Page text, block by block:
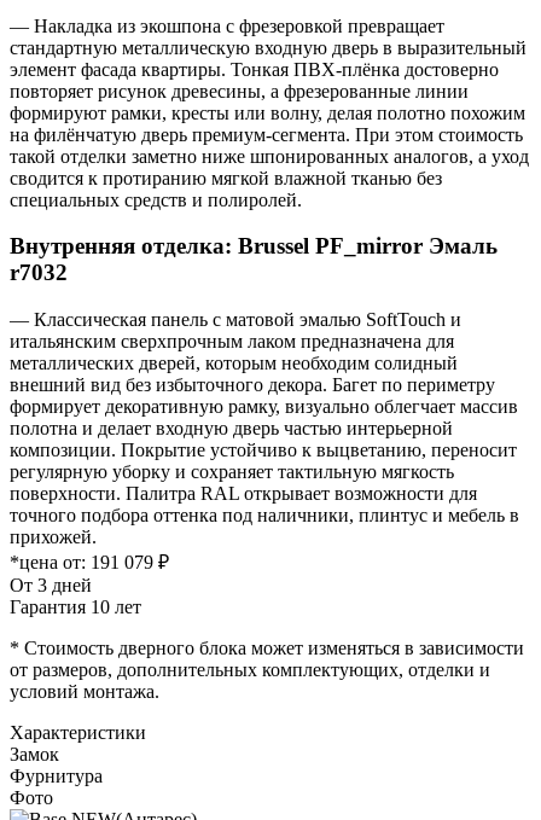
— Накладка из экошпона с фрезеровкой превращает
стандартную металлическую входную дверь в выразительный
элемент фасада квартиры. Тонкая ПВХ-плёнка достоверно
повторяет рисунок древесины, а фрезерованные линии
формируют рамки, кресты или волну, делая полотно похожим
на филёнчатую дверь премиум-сегмента. При этом стоимость
такой отделки заметно ниже шпонированных аналогов, а уход
сводится к протиранию мягкой влажной тканью без
специальных средств и полиролей.
Внутренняя отделка: Brussel PF_mirror Эмаль
r7032
— Классическая панель с матовой эмалью SoftTouch и
итальянским сверхпрочным лаком предназначена для
металлических дверей, которым необходим солидный
внешний вид без избыточного декора. Багет по периметру
формирует декоративную рамку, визуально облегчает массив
полотна и делает входную дверь частью интерьерной
композиции. Покрытие устойчиво к выцветанию, переносит
регулярную уборку и сохраняет тактильную мягкость
поверхности. Палитра RAL открывает возможности для
точного подбора оттенка под наличники, плинтус и мебель в
прихожей.
*цена от: 191 079 ₽
От 3 дней
Гарантия 10 лет
* Стоимость дверного блока может изменяться в зависимости
от размеров, дополнительных комплектующих, отделки и
условий монтажа.
Характеристики
Замок
Фурнитура
Фото